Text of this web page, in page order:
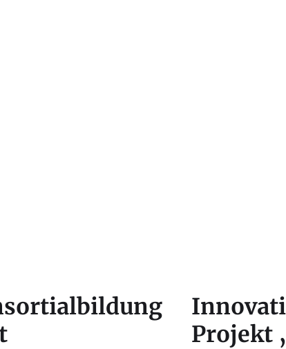
Projekt